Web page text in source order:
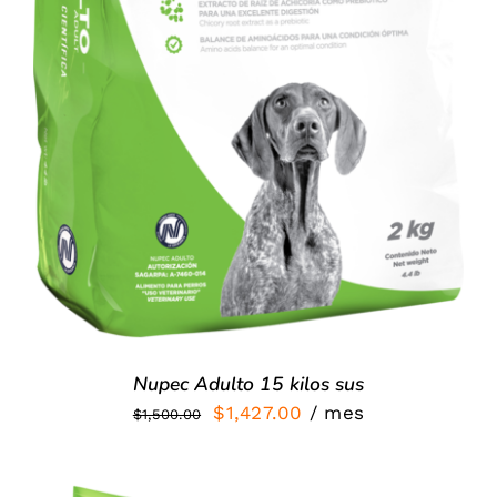
Nupec Adulto 15 kilos sus
$1,500.00
El
$1,427.00 El
/ mes